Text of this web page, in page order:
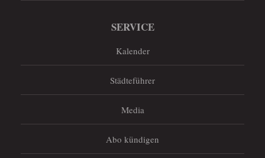
SERVICE
Kalender
Städteführer
Media
Abo kündigen